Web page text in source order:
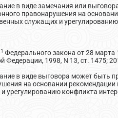
в виде замечания или
правонарушения на
служащих и
1 Федерального закона от 28
Федерации, 1998, N 13, ст. 1475;
в виде выговора может быть
на основании
урегулированию конфликта